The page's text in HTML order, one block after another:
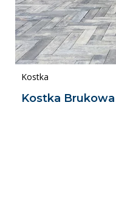
Kostka
Kostka